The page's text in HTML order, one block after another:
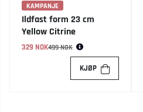
KAMPANJE
Ildfast form 23 cm
Yellow Citrine
329 NOK
Vanlig pris:499 NOK
KJØP